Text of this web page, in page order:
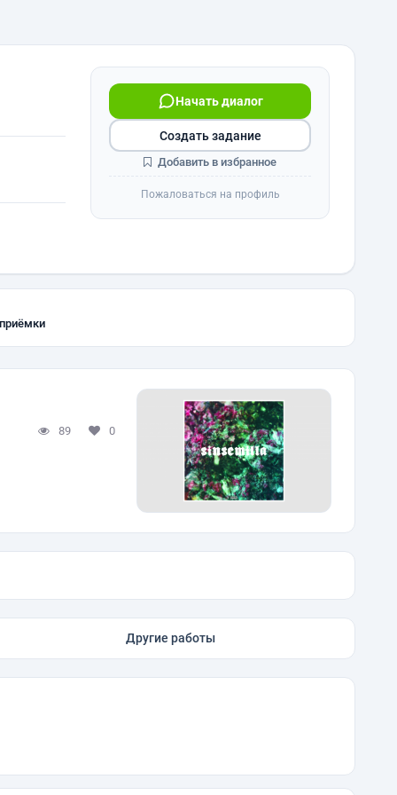
Начать диалог
Создать задание
Добавить в избранное
Пожаловаться на профиль
89 0
Другие работы